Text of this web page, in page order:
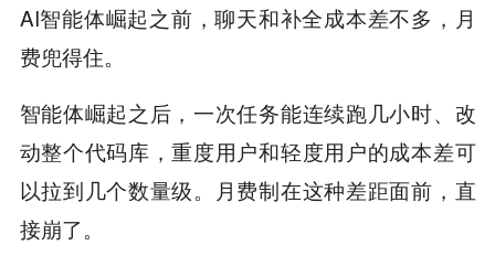
AI智能体崛起之前，聊天和补全成本差不多，月
费兜得住。
智能体崛起之后，一次任务能连续跑几小时、改
动整个代码库，重度用户和轻度用户的成本差可
以拉到几个数量级。月费制在这种差距面前，直
接崩了。